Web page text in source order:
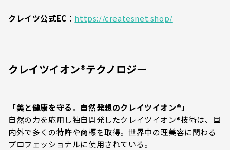
クレイツ公式EC： https://createsnet.shop/
クレイツイオン®テクノロジー
「美と健康を守る。自然発想のクレイツイオン®」
自然の力を応用し独自開発したクレイツイオン®技術は、国
内外で多くの特許や商標を取得。世界中の理美容に関わる
プロフェッショナルに使用されている。